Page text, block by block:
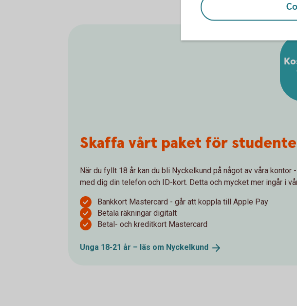
Skaffa vårt paket för
När du fyllt 18 år kan du bli Nyckelkund på något av våra kontor
med dig din telefon och ID-kort. Detta och mycket mer ingår i
Bankkort Mastercard - går att koppla till Apple Pay
Betala räkningar digitalt
Betal- och kreditkort Mastercard
Unga 18-21 år – läs om Nyckelkund